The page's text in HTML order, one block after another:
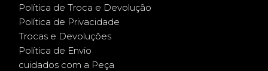
Política de Troca e Devolução
Política de Privacidade
Trocas e Devoluções
Política de Envio
cuidados com a Peça